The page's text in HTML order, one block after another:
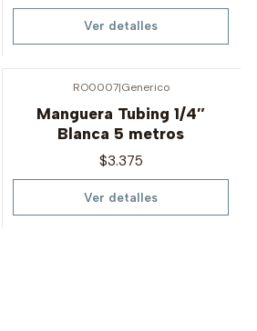
Ver detalles
RO0007|Generico
Manguera Tubing 1/4″
Blanca 5 metros
$3.375
Ver detalles